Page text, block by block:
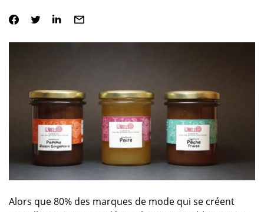
Alors que 80% des marques de mode qui se créent